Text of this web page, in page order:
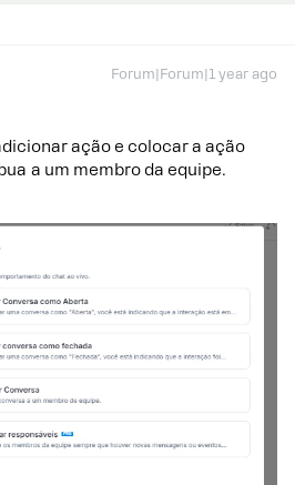
Forum|Forum|1 year ago
ação e colocar a ação
a um membro da equipe.